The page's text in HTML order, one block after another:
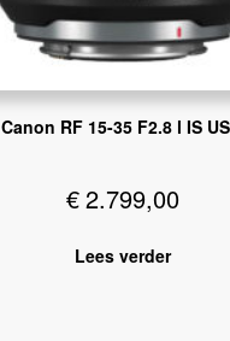
Canon RF 15-35 F2.8 l IS
€2.799,00
Lees verder